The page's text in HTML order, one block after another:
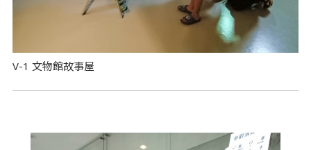
V-1 文物館故事屋